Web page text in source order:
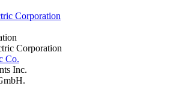
Corporation
Corporation
Co.
Inc.